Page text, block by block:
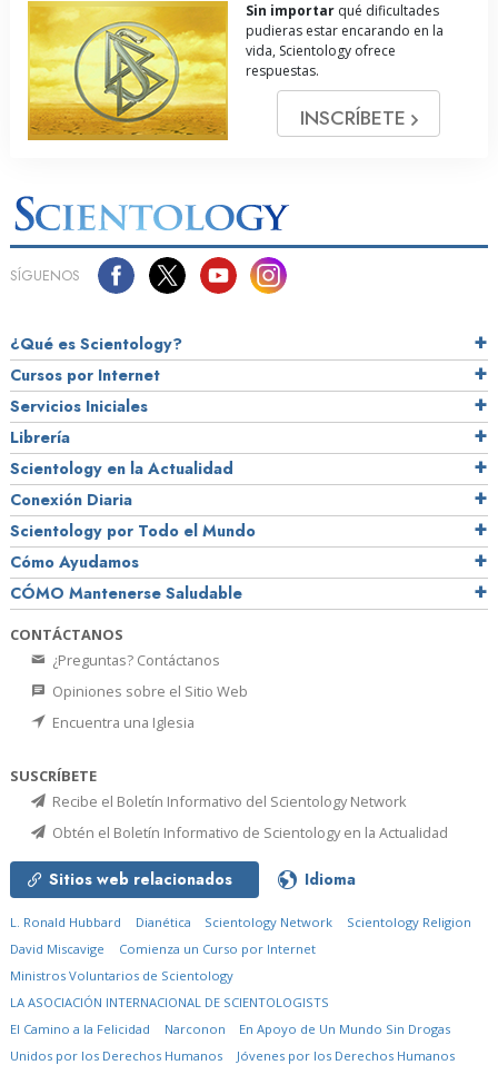
Sin importar qué dificultades
pudieras estar encarando en la
vida, Scientology ofrece
respuestas.
INSCRÍBETE
SÍGUENOS
¿Qué es Scientology?
Cursos por Internet
Servicios Iniciales
Librería
Scientology en la Actualidad
Conexión Diaria
Scientology por Todo el Mundo
Cómo Ayudamos
CÓMO Mantenerse Saludable
CONTÁCTANOS
¿Preguntas? Contáctanos
Opiniones sobre el Sitio Web
Encuentra una Iglesia
SUSCRÍBETE
Recibe el Boletín Informativo del Scientology Network
Obtén el Boletín Informativo de Scientology en la Actualidad
Sitios web relacionados Idioma
L. Ronald Hubbard Dianética Scientology Network
Scientology Religion
David Miscavige
Comienza un Curso por Internet
Ministros Voluntarios de Scientology
LA ASOCIACIÓN INTERNACIONAL DE SCIENTOLOGISTS
El Camino a la Felicidad
Narconon
En Apoyo de Un Mundo Sin Drogas
Unidos por los Derechos Humanos
Jóvenes por los Derechos Humanos